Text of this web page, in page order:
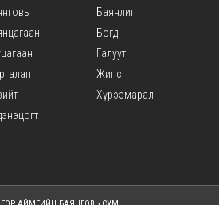
Баянлиг
Богд
Галуут
Жинст
Хүрээмарал